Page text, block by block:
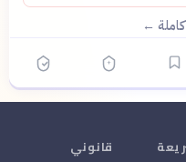
←
قانوني